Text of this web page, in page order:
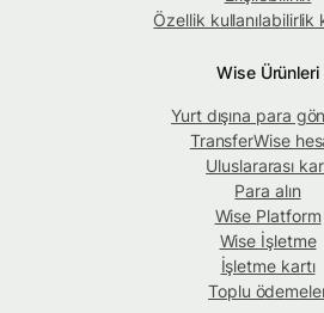
Özellik kullanılabilirlik
Wise Ürünleri
Yurt dışına para
TransferWise
Uluslararası
Para alın
Wise Platform
Wise İşletme
İşletme kartı
Toplu